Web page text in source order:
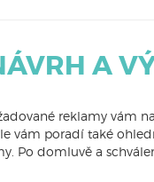
A
reklamy vám
vám poradí také
Po domluvě a